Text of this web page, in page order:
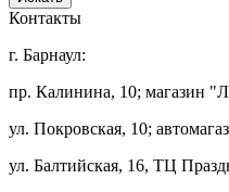
Контакты
г. Барнаул:
пр. Калинина, 10; магазин
ул. Покровская, 10;
ул. Балтийская, 16, ТЦ